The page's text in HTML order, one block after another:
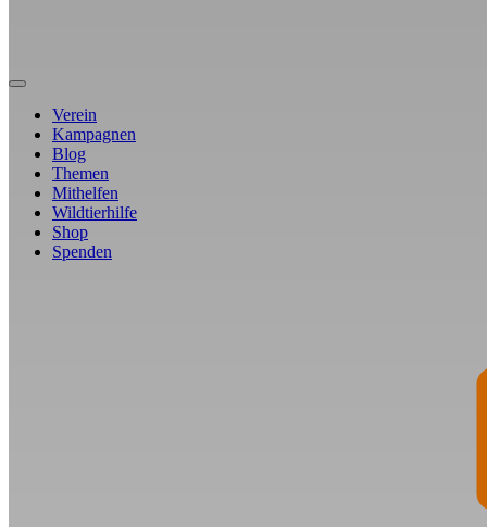
Verein
Kampagnen
Blog
Themen
Mithelfen
Wildtierhilfe
Shop
Spenden